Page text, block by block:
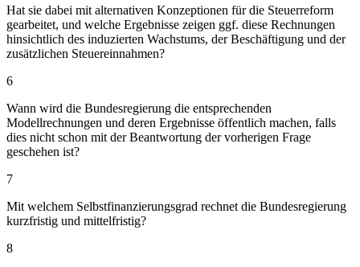
Hat sie dabei mit alternativen Konzeptionen für die Steuerreform
gearbeitet, und welche Ergebnisse zeigen ggf. diese Rechnungen
hinsichtlich des induzierten Wachstums, der Beschäftigung und der
zusätzlichen Steuereinnahmen?
6
Wann wird die Bundesregierung die entsprechenden
Modellrechnungen und deren Ergebnisse öffentlich machen, falls
dies nicht schon mit der Beantwortung der vorherigen Frage
geschehen ist?
7
Mit welchem Selbstfinanzierungsgrad rechnet die Bundesregierung
kurzfristig und mittelfristig?
8